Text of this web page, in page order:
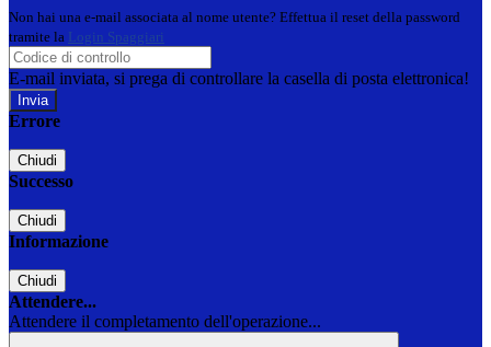
Non hai una e-mail associata al nome utente? Effettua il reset della password
tramite la Login Spaggiari
E-mail inviata, si prega di controllare la casella di posta elettronica!
Errore
Chiudi
Successo
Chiudi
Informazione
Chiudi
Attendere...
Attendere il completamento dell'operazione...